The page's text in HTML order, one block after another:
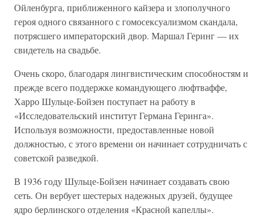
Ойленбурга, приближенного кайзера и злополучного
героя одного связанного с гомосексуализмом скандала,
потрясшего императорский двор. Маршал Геринг — их
свидетель на свадьбе.
Очень скоро, благодаря лингвистическим способностям и
прежде всего поддержке командующего люфтваффе,
Харро Шульце-Бойзен поступает на работу в
«Исследовательский институт Германа Геринга».
Используя возможности, предоставленные новой
должностью, с этого времени он начинает сотрудничать с
советской разведкой.
В 1936 году Шульце-Бойзен начинает создавать свою
сеть. Он вербует шестерых надежных друзей, будущее
ядро берлинского отделения «Красной капеллы».